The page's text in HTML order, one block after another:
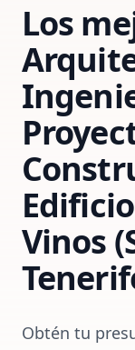
Los
Edificio
Vinos
Obtén tu